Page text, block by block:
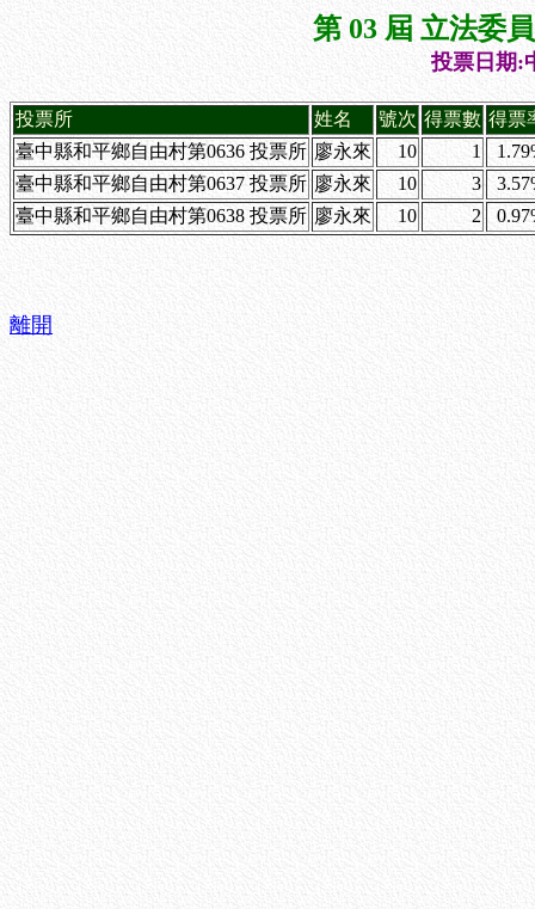
第 03 屆 立法委
投票日期:
投票所 姓名 號次 得票數 得票
臺中縣和平鄉自由村第0636 投票所 廖永來 10 1
臺中縣和平鄉自由村第0637 投票所 廖永來 10 3
臺中縣和平鄉自由村第0638 投票所 廖永來 10 2
離開